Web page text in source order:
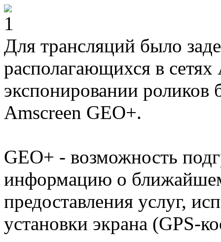
Для трансляций было
располагающихся в
экспонировании роликов
Amscreen GEO+.
GEO+ - возможность
информацию о
предоставления услуг,
установки экрана (GPS-